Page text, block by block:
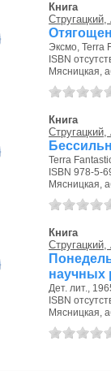
Книга
Эксмо, Terra
ISBN
Мясницкая,
Книга
Terra
ISBN 978-5-
Мясницкая,
Книга
научных
Дет. лит.,
ISBN
Мясницкая,